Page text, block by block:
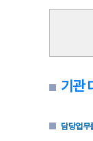
기관
담당업무